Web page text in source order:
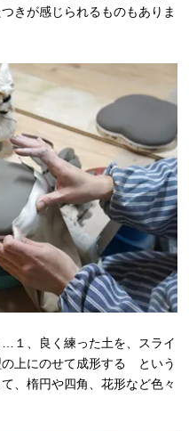
きが感じられるものもありま
…１、良く練った土を、スライ
上にのせて成形する という
、楕円や四角、花形など色々